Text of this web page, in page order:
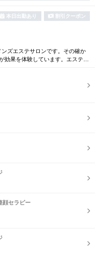
本日出勤あり 割引クーポン
ズエステサロンです。その確か
効果を体験しています。エステは
顔セラピー